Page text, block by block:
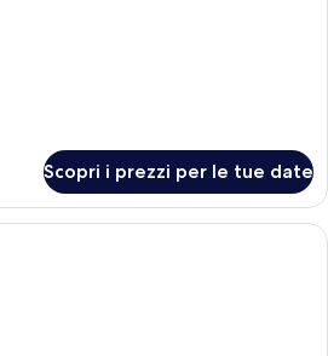
Scopri i prezzi per le tue date